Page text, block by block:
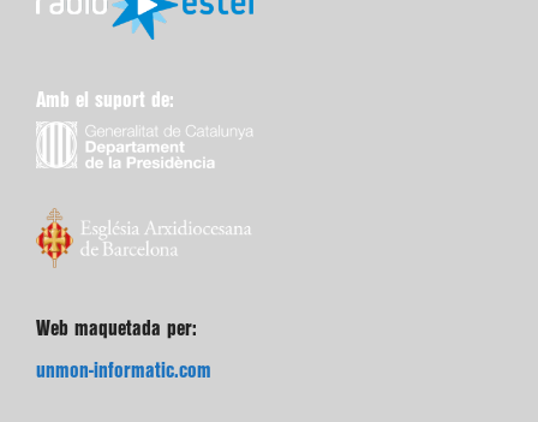
Amb el suport de:
Web maquetada per:
unmon-informatic.com